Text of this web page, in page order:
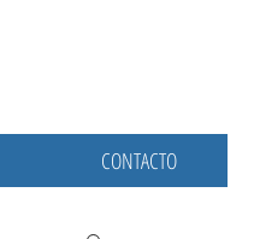
CONTACTO